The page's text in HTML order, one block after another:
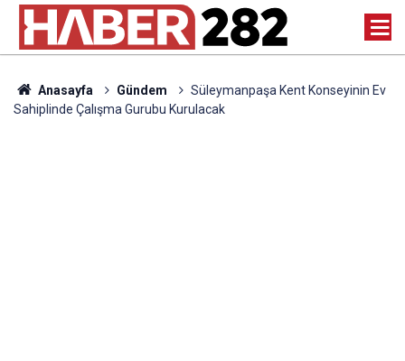
Anasayfa Gündem
Süleymanpaşa Kent Konseyinin Ev
Sahiplinde Çalışma Gurubu Kurulacak